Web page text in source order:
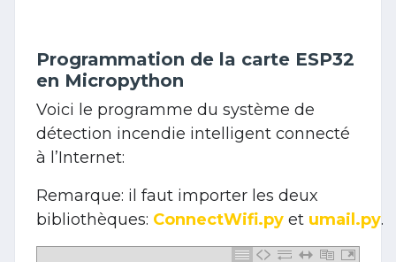
Programmation de la carte ESP32
en Micropython
Voici le programme du système de
détection incendie intelligent connecté
à l’Internet:
Remarque: il faut importer les deux
bibliothèques: ConnectWifi.py et umail.py.